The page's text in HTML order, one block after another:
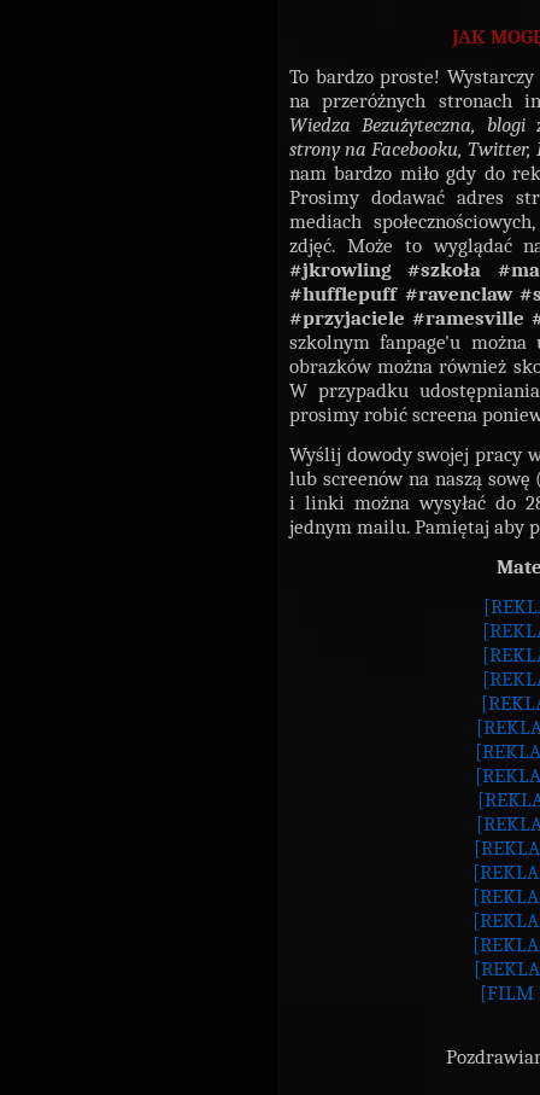
JAK
To bardzo proste!
na przeróżnych stronach
Wiedza Bezużyteczna,
strony na Facebooku, Twitter,
nam bardzo miło gdy do
Prosimy dodawać adres
mediach
zdjęć. Może to wyglądać
#jkrowling
#szkoła
#hufflepuff #ravenclaw
#przyjaciele #ramesville
szkolnym fanpage'u można
obrazków można również
W przypadku
prosimy robić screena
Wyślij dowody swojej pracy
lub screenów na naszą sowę
i linki można wysyłać do
jednym mailu. Pamiętaj aby
[FILM